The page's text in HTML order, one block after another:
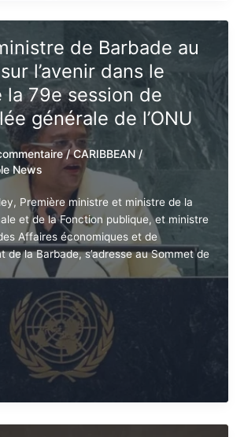
de Barbade au
l’avenir dans le
la 79e session de
générale de l’ONU
/CARIBBEAN/
News
Première ministre et ministre de la
et de la Fonction publique, et
des Affaires économiques et
de la Barbade, s’adresse au